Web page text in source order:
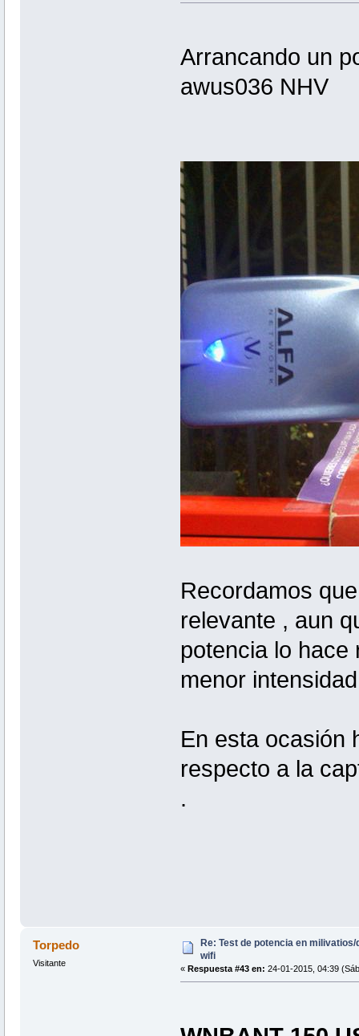
Arrancando un
awus036 NHV
Recordamos
relevante , aun
potencia lo hace
menor
En esta ocasión
respecto a la
.
Torpedo
Visitante
Re: Test de potencia en
wifi
« Respuesta #43 en: 24-01-2015, 04:39